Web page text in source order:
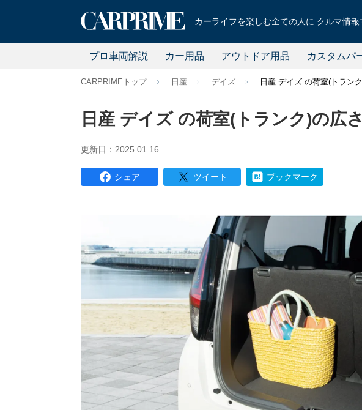
カーライフを楽しむ全ての人に クルマ情
プロ車両解説 カー用品 アウトドア用品 カスタムパ
CARPRIMEトップ 日産 デイズ 日産 デイズ の荷室(トラン
日産 デイズ の荷室(トランク)の広
更新日：2025.01.16
シェア ツイート ブックマーク